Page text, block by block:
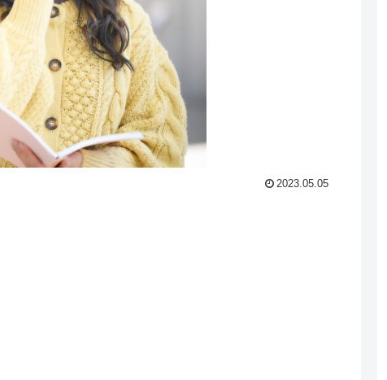
2023.05.05